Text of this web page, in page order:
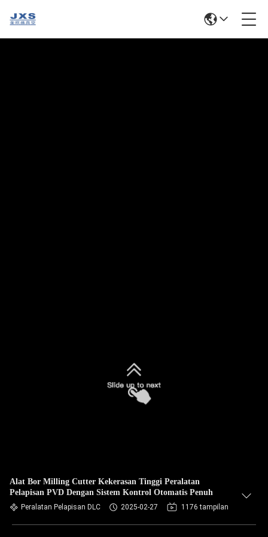
Alat Bor Milling Cutter Kekerasan Tinggi Peralatan
Pelapisan PVD Dengan Sistem Kontrol Otomatis Penuh
Peralatan Pelapisan DLC 2025-02-27 1176 tampilan